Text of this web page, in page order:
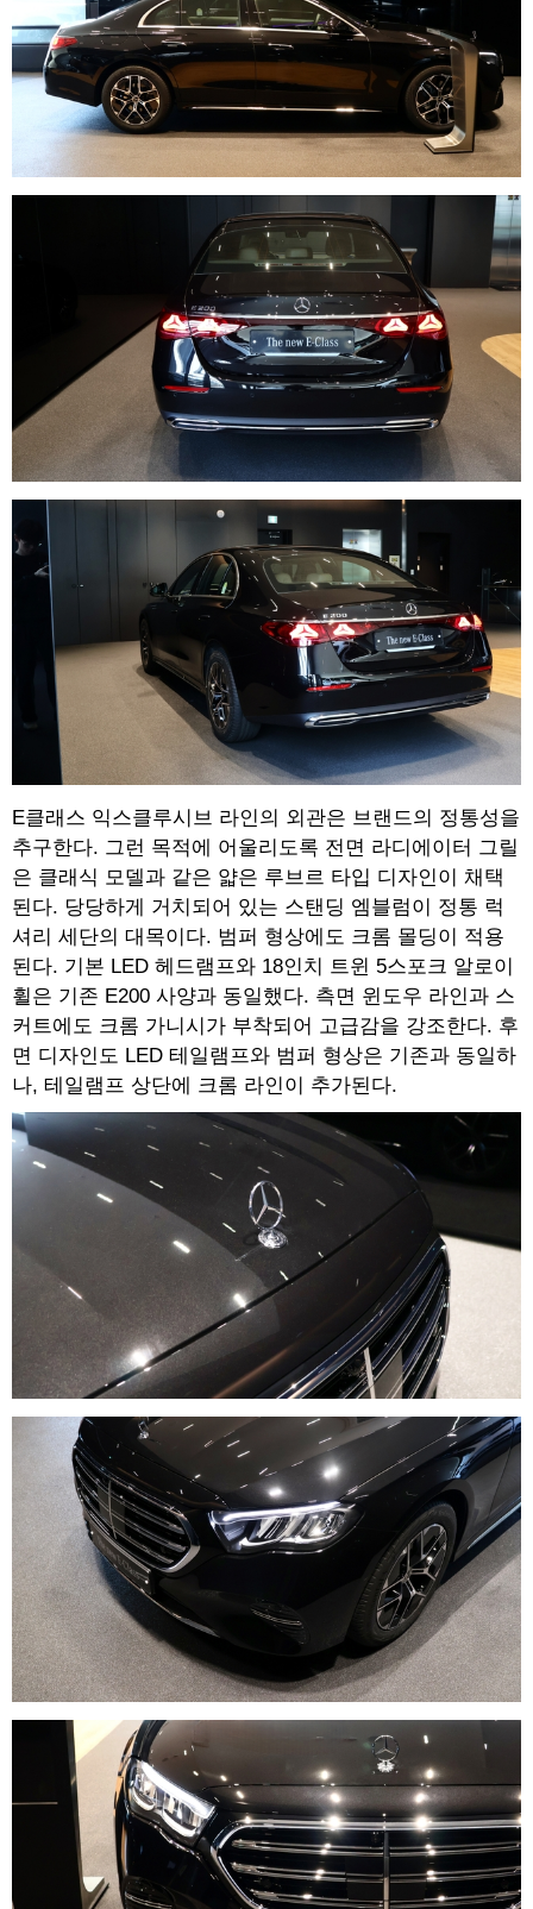
E클래스 익스클루시브 라인의 외관은 브랜드의 정통성을
추구한다. 그런 목적에 어울리도록 전면 라디에이터 그릴
은 클래식 모델과 같은 얇은 루브르 타입 디자인이 채택
된다. 당당하게 거치되어 있는 스탠딩 엠블럼이 정통 럭
셔리 세단의 대목이다. 범퍼 형상에도 크롬 몰딩이 적용
된다. 기본 LED 헤드램프와 18인치 트윈 5스포크 알로이
휠은 기존 E200 사양과 동일했다. 측면 윈도우 라인과 스
커트에도 크롬 가니시가 부착되어 고급감을 강조한다. 후
면 디자인도 LED 테일램프와 범퍼 형상은 기존과 동일하
나, 테일램프 상단에 크롬 라인이 추가된다.